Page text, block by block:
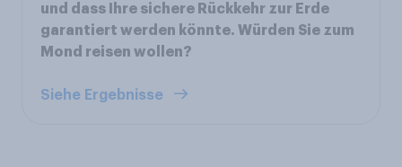
und dass Ihre sichere Rückkehr zur Erde
garantiert werden könnte. Würden Sie zum
Mond reisen wollen?
Siehe Ergebnisse